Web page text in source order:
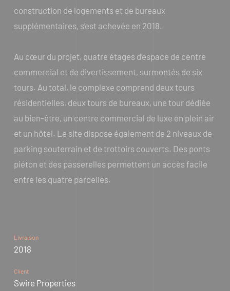
Livraison
2018
Client
Swire Properties
construction de logements et de bureaux
supplémentaires, s’est achevée en 2018.
Au cœur du projet, quatre étages d’espace de centre
commercial et de divertissement, surmontés de six
tours. Au total, le complexe comprend deux tours
résidentielles, deux tours de bureaux, une tour dédiée
au bien-être, un centre commercial de luxe en plein air
et un hôtel. Le site dispose également de 2 niveaux de
parking souterrain et de trottoirs couverts. Des ponts
piéton et des passerelles permettent un accès facile
entre les quatre parcelles.